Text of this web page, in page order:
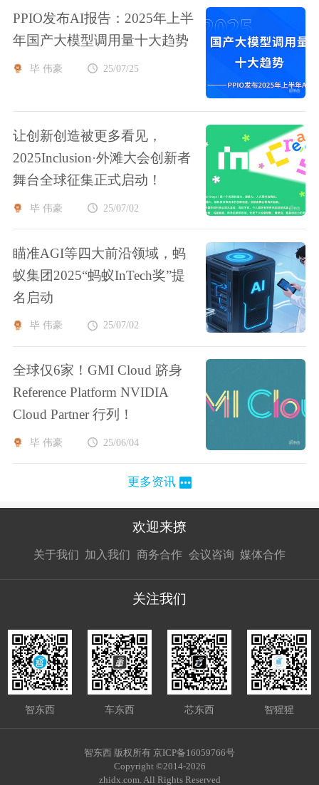
PPIO发布AI报告：2025年上半
年国产大模型调用量十大趋势
毕 伟豪 25/07/25
让创新创造被更多看见，
2025Inclusion·外滩大会创新者
舞台全球征集正式启动！
毕 伟豪 25/07/02
瞄准AGI等四大前沿领域，蚂
蚁集团2025“蚂蚁InTech奖”提
名启动
毕 伟豪 25/07/02
全球仅6家！GMI Cloud 跻身
Reference Platform NVIDIA
Cloud Partner 行列！
毕 伟豪 25/06/04
更多资讯
欢迎来撩
关于我们 加入我们
接扔简历
商务合作
接开聊
会议咨询 媒体合作
接开聊
关注我们
智东西 车东西 芯东西 智猩猩
智东西 版权所有 京ICP备16059766号
Copyright ©2014-2026
zhidx.com. All Rights Reserved